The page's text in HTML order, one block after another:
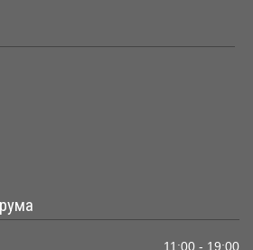
11:00 - 19:00